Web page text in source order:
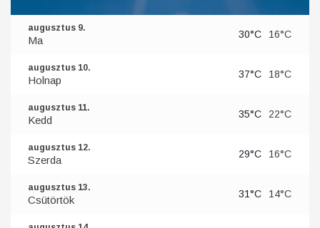
augusztus 9.
Ma 30°C 16°C
augusztus 10.
Holnap 37°C 18°C
augusztus 11.
Kedd 35°C 22°C
augusztus 12.
Szerda 29°C 16°C
augusztus 13.
Csütörtök 31°C 14°C